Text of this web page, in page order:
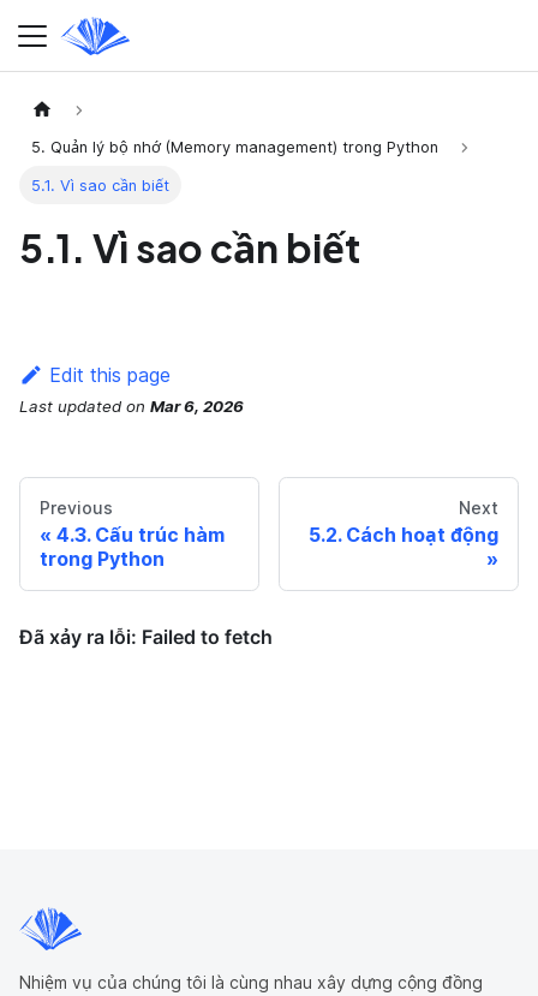
5. Quản lý bộ nhớ (Memory management) trong Python
5.1. Vì sao cần biết
5.1. Vì sao cần biết
Edit this page
Last updated on Mar 6, 2026
Previous
4.3. Cấu trúc hàm
trong Python
Next
5.2. Cách hoạt động
Nhiệm vụ của chúng tôi là cùng nhau xây dựng cộng đồng